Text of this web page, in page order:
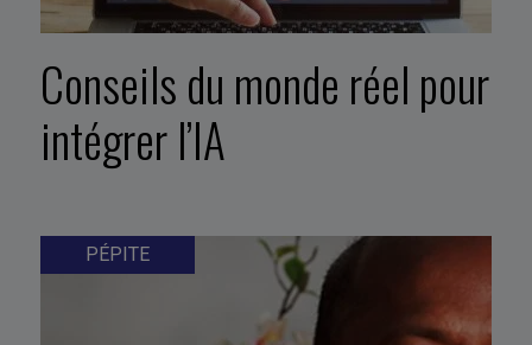
Conseils du monde réel pour
intégrer l’IA
PÉPITE